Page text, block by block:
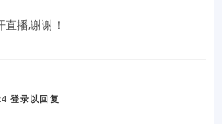
播,谢谢！
登录以回复